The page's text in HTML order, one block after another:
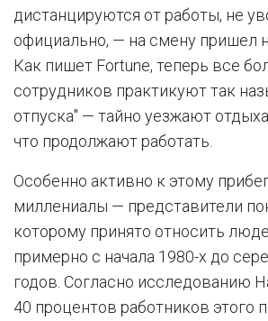
дистанцируются от работы, не
официально, — на смену пришел
Как пишет Fortune, теперь все
сотрудников практикуют так
отпуска" — тайно уезжают
что продолжают работать.
Особенно активно к этому
миллениалы — представители
которому принято относить
примерно с начала 1980-х до
годов. Согласно исследованию
40 процентов работников этого